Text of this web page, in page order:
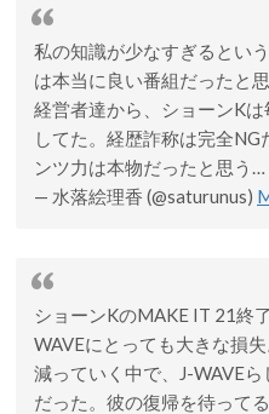
私の知識が少なすぎるとい
は本当に良い番組だったと
経営者達から、ショーンK
してた。経歴詐称は完全
ンツ力は本物だったと思う
— 水落絵理香 (@saturunus)
ショーンKのMAKE IT 21終
WAVEにとっても大きな損
減っていく中で、J-WAVE
だった。彼の復帰を待って